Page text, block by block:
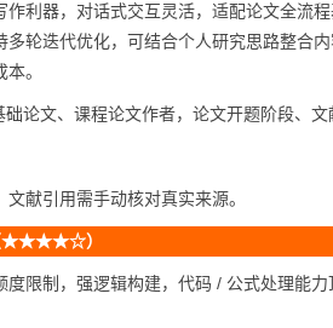
作利器，对话式交互灵活，适配论文全流
多轮迭代优化，可结合个人研究思路整合
。
论文、课程论文作者，论文开题阶段、文
献引用需手动核对真实来源。
★★★★☆）
度限制，强逻辑构建，代码 / 公式处理能